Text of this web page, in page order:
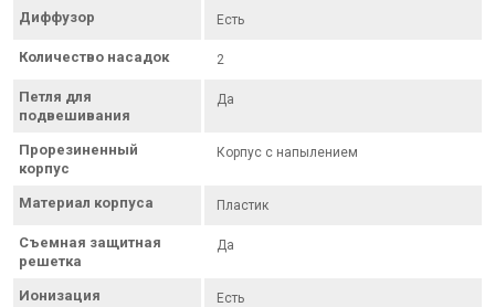
Диффузор Есть
Количество насадок 2
Петля для
подвешивания
Да
Прорезиненный
корпус
Корпус с напылением
Материал корпуса Пластик
Съемная защитная
решетка
Да
Ионизация Есть